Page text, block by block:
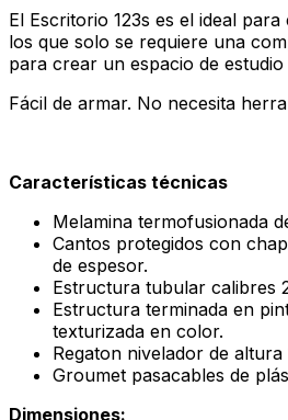
El Escritorio 123s es el ideal
los que solo se requiere una
para crear un espacio de
Fácil de armar. No necesita
Características técnicas
Melamina termofusionada
Cantos protegidos con
de espesor.
Estructura tubular calibres
Estructura terminada en
texturizada en color.
Regaton nivelador de
Groumet pasacables de
Dimensiones: